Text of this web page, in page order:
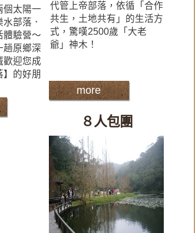
太陽一
部落．
體驗營～
趟原鄉深
歡迎您成
】的好朋
代管上帝部落，依循「合作
共生，土地共有」的生活方
式，驚嘆2500歲「大老
爺」神木！
more
８人包團